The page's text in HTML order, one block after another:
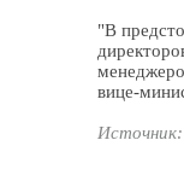
"В
вице-